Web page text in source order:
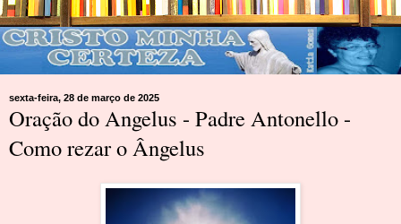
sexta-feira, 28 de março de 2025
Oração do Angelus - Padre Antonello -
Como rezar o Ângelus